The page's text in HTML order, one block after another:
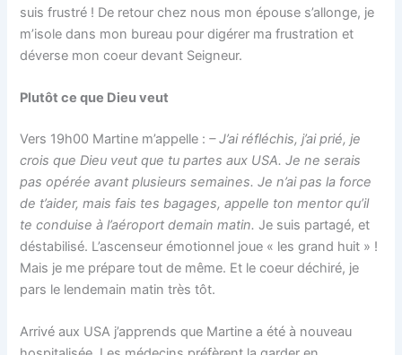
suis frustré ! De retour chez nous mon épouse s’allonge, je
m’isole dans mon bureau pour digérer ma frustration et
déverse mon coeur devant Seigneur.
Plutôt ce que Dieu veut
Vers 19h00 Martine m’appelle :– J’ai réfléchis, j’ai prié, je
crois que Dieu veut que tu partes aux USA. Je ne serais
pas opérée avant plusieurs semaines. Je n’ai pas la force
de t’aider, mais fais tes bagages, appelle ton mentor qu’il
te conduise à l’aéroport demain matin. Je suis partagé, et
déstabilisé. L’ascenseur émotionnel joue « les grand huit » !
Mais je me prépare tout de même. Et le coeur déchiré, je
pars le lendemain matin très tôt.
Arrivé aux USA j’apprends que Martine a été à nouveau